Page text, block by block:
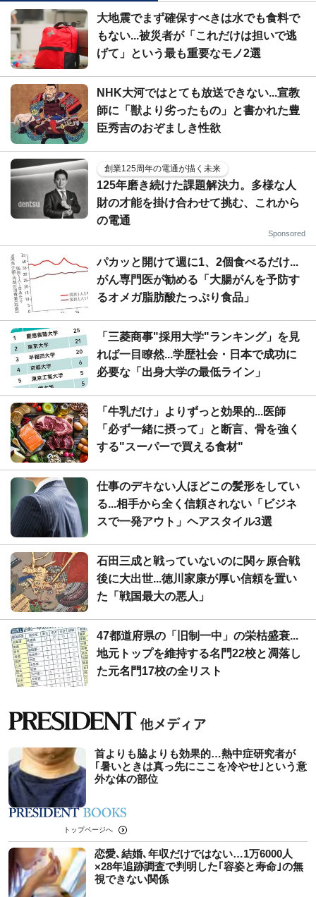
大地震でまず確保すべきは水でも食料で
もない...被災者が「これだけは担いで逃
げて」という最も重要なモノ2選
NHK大河ではとても放送できない...宣教
師に「獣より劣ったもの」と書かれた豊
臣秀吉のおぞましき性欲
創業125周年の電通が描く未来
125年磨き続けた課題解決力。多様な人
財の才能を掛け合わせて挑む、これから
の電通
Sponsored
パカッと開けて週に1、2個食べるだけ...
がん専門医が勧める「大腸がんを予防す
るオメガ脂肪酸たっぷり食品」
「三菱商事"採用大学"ランキング」を見
れば一目瞭然...学歴社会・日本で成功に
必要な「出身大学の最低ライン」
「牛乳だけ」よりずっと効果的...医師
「必ず一緒に摂って」と断言、骨を強く
する"スーパーで買える食材"
仕事のデキない人ほどこの髪形をしてい
る...相手から全く信頼されない「ビジネ
スで一発アウト」ヘアスタイル3選
石田三成と戦っていないのに関ヶ原合戦
後に大出世...徳川家康が厚い信頼を置い
た「戦国最大の悪人」
47都道府県の「旧制一中」の栄枯盛衰...
地元トップを維持する名門22校と凋落し
た元名門17校の全リスト
首よりも脇よりも効果的…熱中症研究者が
｢暑いときは真っ先にここを冷やせ｣という意
外な体の部位
トップページへ
恋愛､結婚､年収だけではない…1万6000人
×28年追跡調査で判明した｢容姿と寿命｣の無
視できない関係